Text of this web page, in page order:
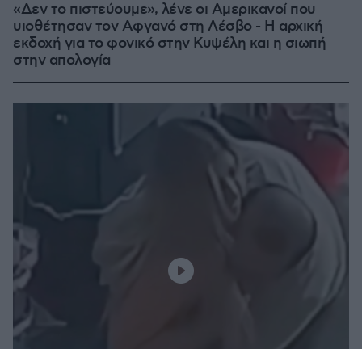
«Δεν το πιστεύουμε», λένε οι Αμερικανοί που
υιοθέτησαν τον Αφγανό στη Λέσβο - Η αρχική
εκδοχή για το φονικό στην Κυψέλη και η σιωπή
στην απολογία